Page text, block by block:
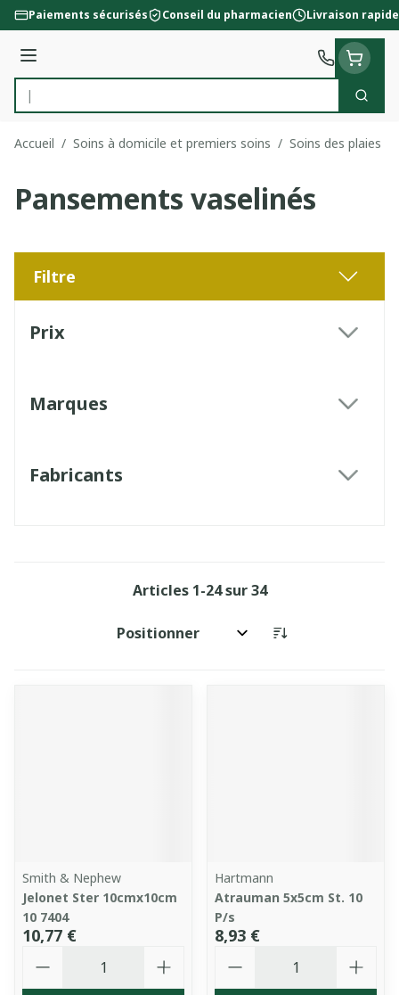
Aller au contenu
Paiements sécurisés Conseil du pharmacien Livraison rapide
Menu
Rechercher
Accueil / Soins à domicile et premiers soins / Soins des plaies
Pansements vaselinés
Filtre
Prix
Marques
Fabricants
Articles 1-24sur34
Trier par:
Smith & Nephew
Jelonet Ster 10cmx10cm
10 7404
10,77 €
Hartmann
Atrauman 5x5cm St. 10
P/s
8,93 €